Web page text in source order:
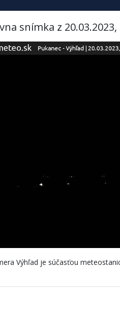
snímka z 20.03.2023,
Výhľad je súčasťou